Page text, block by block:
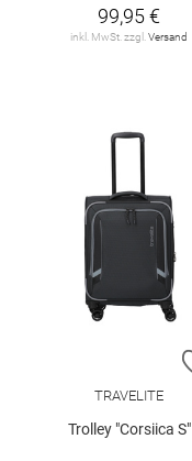
99,95 €
inkl. MwSt. zzgl. Versand
TRAVELITE
Trolley "Corsiica S"